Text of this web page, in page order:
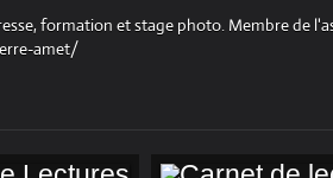
formation et stage photo. Membre de
amet/